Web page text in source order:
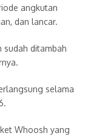
angkutan
dan lancar.
sudah ditambah
selama
Whoosh yang